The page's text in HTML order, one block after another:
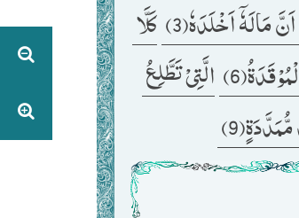
مَالَهٗۤ اَخْلَدَهٗ(3)